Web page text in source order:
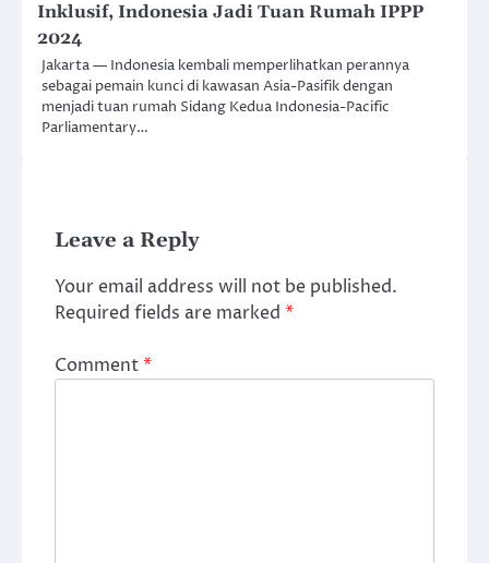
Inklusif, Indonesia Jadi Tuan Rumah IPPP
2024
Jakarta — Indonesia kembali memperlihatkan perannya
sebagai pemain kunci di kawasan Asia-Pasifik dengan
menjadi tuan rumah Sidang Kedua Indonesia-Pacific
Parliamentary…
Leave a Reply
Your email address will not be published.
Required fields are marked *
Comment*